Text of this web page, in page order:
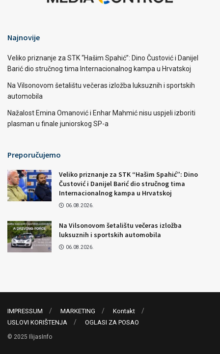
Najnovije
Veliko priznanje za STK “Hašim Spahić”: Dino Čustović i Danijel
Barić dio stručnog tima Internacionalnog kampa u Hrvatskoj
Na Vilsonovom šetalištu večeras izložba luksuznih i sportskih
automobila
Nažalost Emina Omanović i Enhar Mahmić nisu uspjeli izboriti
plasman u finale juniorskog SP-a
Preporučujemo
Veliko priznanje za STK “Hašim Spahić”: Dino
Čustović i Danijel Barić dio stručnog tima
Internacionalnog kampa u Hrvatskoj
06.08.2026.
Na Vilsonovom šetalištu večeras izložba
luksuznih i sportskih automobila
06.08.2026.
IMPRESSUM MARKETING
Kontakt
USLOVI KORIŠTENJA
OGLASI ZA POSAO
© 2025 IlijasInfo